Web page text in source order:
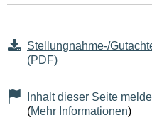
Stellungnahme-/
(PDF)
Inhalt dieser Seite
(Mehr Informationen)